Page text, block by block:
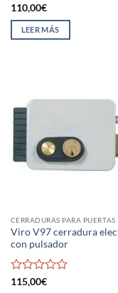
Valorado
con
de
110,00€
LEER MÁS
CERRADURAS PARA PUERTAS
Viro V97 cerradura
con pulsador
Valorado
115,00€